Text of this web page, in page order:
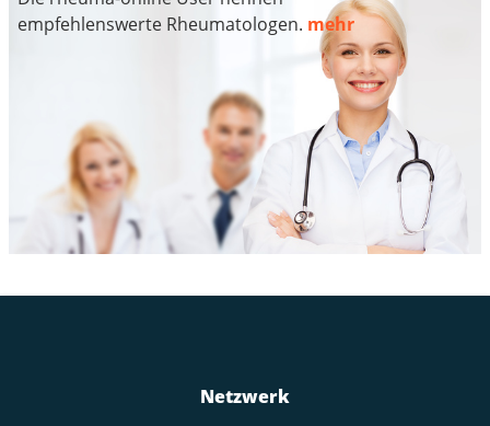
empfehlenswerte Rheumatologen. mehr
Netzwerk